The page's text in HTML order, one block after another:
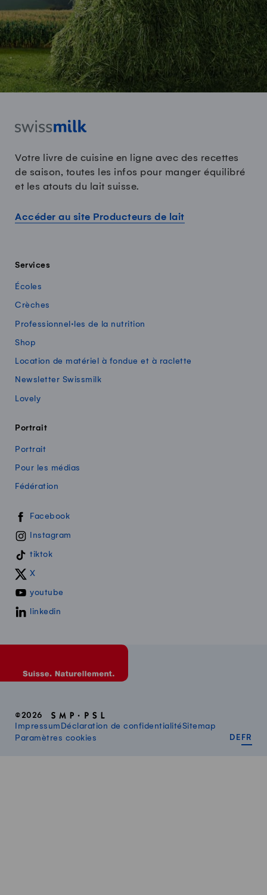
Votre livre de cuisine en ligne avec des recettes
de saison, toutes les infos pour manger équilibré
et les atouts du lait suisse.
Accéder au site Producteurs de lait
Services
Écoles
Crèches
Professionnel·les de la nutrition
Shop
Location de matériel à fondue et à raclette
Newsletter Swissmilk
Lovely
Portrait
Portrait
Pour les médias
Fédération
Swissmilk sur les réseaux sociaux
Facebook
Instagram
tiktok
X
youtube
linkedin
©2026
Impressum Déclaration de confidentialitéSitemap
Paramètres cookies
DE FR